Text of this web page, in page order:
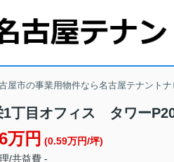
屋市の事業用物件なら名古屋テナントナ
1丁目オフィス タワー
万円 (0.59万円/坪)
/共益費 -